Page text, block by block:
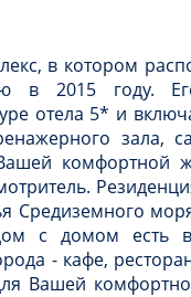
в котором
в 2015 году.
отела 5* и
зала,
комфортной
Средиземного
с домом есть
- кафе,
Вашей